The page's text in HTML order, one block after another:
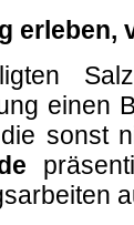
erleben,
einen
sonst